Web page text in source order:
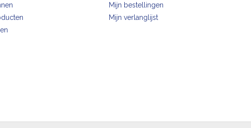
Mijn bestellingen
Mijn verlanglijst